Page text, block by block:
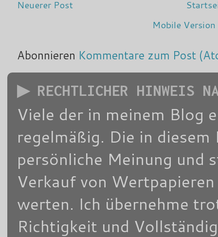
Neuerer Post
Mobile
Abonnieren Kommentare zum Post
▶ RECHTLICHER HINWEIS
Viele der in meinem Blog
regelmäßig. Die in
persönliche Meinung und
Verkauf von
werten. Ich übernehme
Richtigkeit und